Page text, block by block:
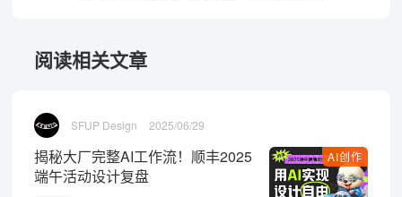
阅读相关文章
SFUP Design 2025/06/29
AI创作
揭秘大厂完整AI工作流！顺丰2025
端午活动设计复盘